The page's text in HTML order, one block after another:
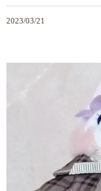
2023/03/21